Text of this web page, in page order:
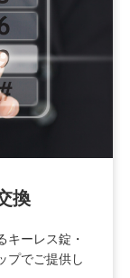
換
キーレス錠・
プでご提供し